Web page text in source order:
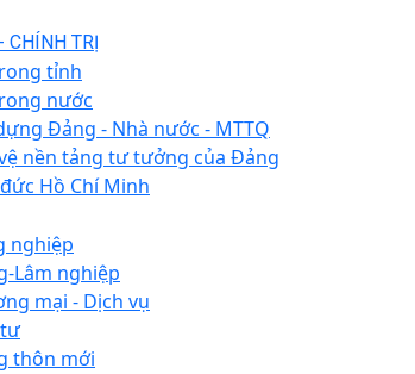
CHÍNH TRỊ
tỉnh
nước
Đảng - Nhà nước - MTTQ
nền tảng tư tưởng của Đảng
Hồ Chí Minh
nghiệp
Lâm nghiệp
mại - Dịch vụ
thôn mới